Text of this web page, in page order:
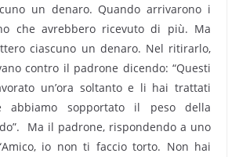
un denaro. Quando arrivarono i
che avrebbero ricevuto di più. Ma
ciascuno un denaro. Nel ritirarlo,
contro il padrone dicendo: “Questi
un’ora soltanto e li hai trattati
abbiamo sopportato il peso della
Ma il padrone, rispondendo a uno
io non ti faccio torto. Non hai